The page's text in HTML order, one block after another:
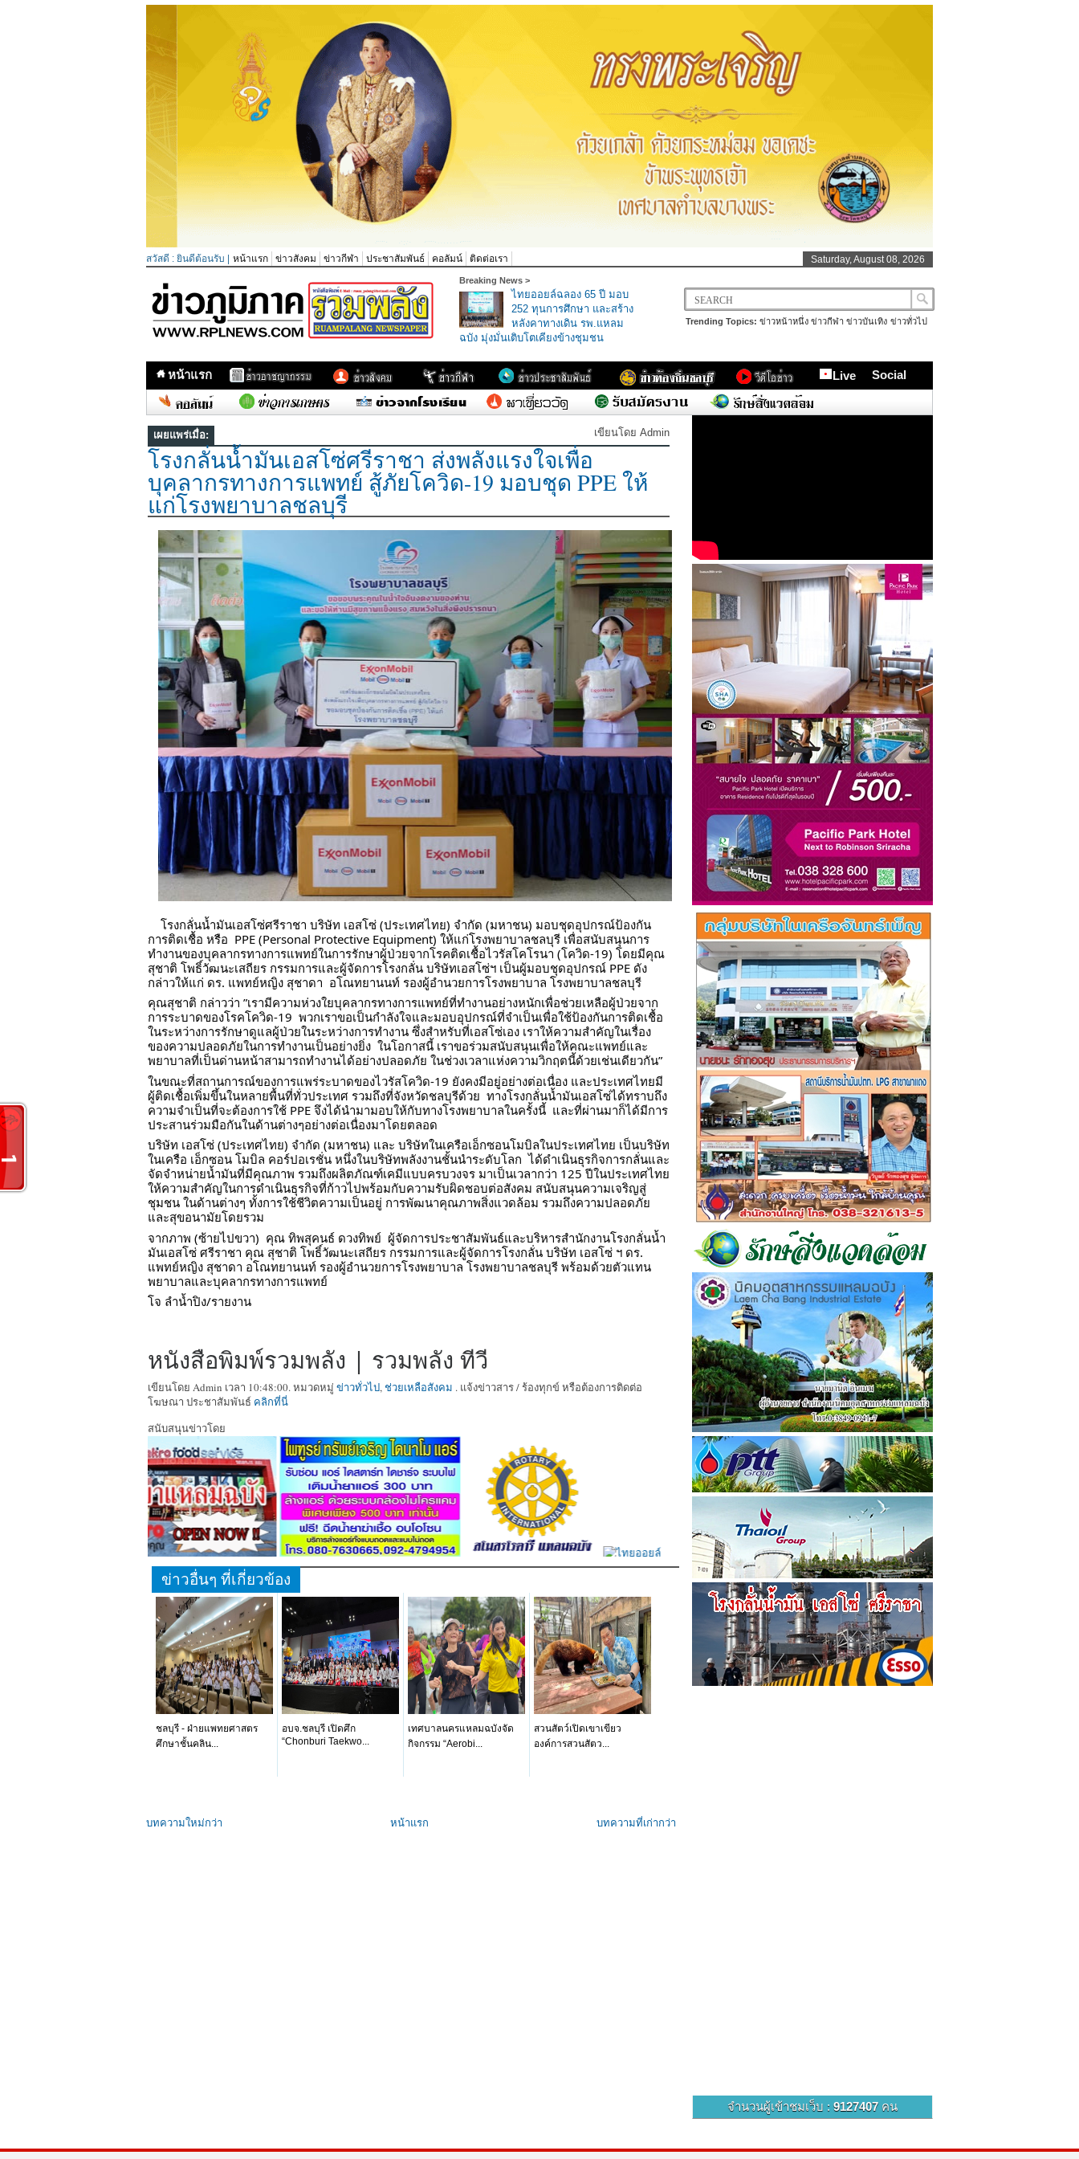
สวัสดี : ยินดีต้อนรับ | หน้าแรก ข่าวสังคม ข่าวกีฬา ประชาสัมพันธ์ คอลัมน์ ติดต่อเรา Saturday, August 08, 2026
Breaking News >
ไทยออยล์ฉลอง 65 ปี มอบ
252 ทุนการศึกษา และสร้าง
หลังคาทางเดิน รพ.แหลม
ฉบัง มุ่งมั่นเติบโตเคียงข้างชุมชน
Trending Topics: ข่าวหน้าหนึ่ง ข่าวกีฬา ข่าวบันเทิง ข่าวทั่วไป
หน้าแรก Live Social
เผยแพร่เมื่อ: เขียนโดย Admin
โรงกลั่นน้ำมันเอสโซ่ศรีราชา ส่งพลังแรงใจเพื่อ
บุคลากรทางการแพทย์ สู้ภัยโควิด-19 มอบชุด PPE ให้
แก่โรงพยาบาลชลบุรี
การติดเชื้อ หรือ  PPE (Personal Protective Equipment) ให้แก่โรงพยาบาลชลบุรี เพื่อสนับสนุนการ
ทำงานของบุคลากรทางการแพทย์ในการรักษาผู้ป่วยจากโรคติดเชื้อไวรัสโคโรนา (โควิด-19) โดยมีคุณ
สุชาติ โพธิ์วัฒนะเสถียร กรรมการและผู้จัดการโรงกลั่น บริษัทเอสโซ่ฯ เป็นผู้มอบชุดอุปกรณ์ PPE ดัง
กล่าวให้แก่ ดร. แพทย์หญิง สุชาดา  อโณทยานนท์ รองผู้อำนวยการโรงพยาบาล โรงพยาบาลชลบุรี
คุณสุชาติ กล่าวว่า ”เรามีความห่วงใยบุคลากรทางการแพทย์ที่ทำงานอย่างหนักเพื่อช่วยเหลือผู้ป่วยจาก
การระบาดของโรคโควิด-19  พวกเราขอเป็นกำลังใจและมอบอุปกรณ์ที่จำเป็นเพื่อใช้ป้องกันการติดเชื้อ
ในระหว่างการรักษาดูแลผู้ป่วยในระหว่างการทำงาน ซึ่งสำหรับที่เอสโซ่เอง เราให้ความสำคัญในเรื่อง
ของความปลอดภัยในการทำงานเป็นอย่างยิ่ง  ในโอกาสนี้ เราขอร่วมสนับสนุนเพื่อให้คณะแพทย์และ
พยาบาลที่เป็นด่านหน้าสามารถทำงานได้อย่างปลอดภัย ในช่วงเวลาแห่งความวิกฤตนี้ด้วยเช่นเดียวกัน”
ในขณะที่สถานการณ์ของการแพร่ระบาดของไวรัสโควิด-19 ยังคงมีอยู่อย่างต่อเนื่อง และประเทศไทยมี
ผู้ติดเชื้อเพิ่มขึ้นในหลายพื้นที่ทั่วประเทศ รวมถึงที่จังหวัดชลบุรีด้วย  ทางโรงกลั่นน้ำมันเอสโซ่ได้ทราบถึง
ความจำเป็นที่จะต้องการใช้ PPE จึงได้นำมามอบให้กับทางโรงพยาบาลในครั้งนี้  และที่ผ่านมาก็ได้มีการ
ประสานร่วมมือกันในด้านต่างๆอย่างต่อเนื่องมาโดยตลอด
บริษัท เอสโซ่ (ประเทศไทย) จำกัด (มหาชน) และ บริษัทในเครือเอ็กซอนโมบิลในประเทศไทย เป็นบริษัท
ในเครือ เอ็กซอน โมบิล คอร์ปอเรชั่น หนึ่งในบริษัทพลังงานชั้นนำระดับโลก  ได้ดำเนินธุรกิจการกลั่นและ
จัดจำหน่ายน้ำมันที่มีคุณภาพ รวมถึงผลิตภัณฑ์เคมีแบบครบวงจร มาเป็นเวลากว่า 125 ปีในประเทศไทย
ให้ความสำคัญในการดำเนินธุรกิจที่ก้าวไปพร้อมกับความรับผิดชอบต่อสังคม สนับสนุนความเจริญสู่
ชุมชน ในด้านต่างๆ ทั้งการใช้ชีวิตความเป็นอยู่ การพัฒนาคุณภาพสิ่งแวดล้อม รวมถึงความปลอดภัย
และสุขอนามัยโดยรวม
จากภาพ (ซ้ายไปขวา)  คุณ ทิพสุคนธ์ ดวงทิพย์  ผู้จัดการประชาสัมพันธ์และบริหารสำนักงานโรงกลั่นน้ำ
มันเอสโซ่ ศรีราชา คุณ สุชาติ โพธิ์วัฒนะเสถียร กรรมการและผู้จัดการโรงกลั่น บริษัท เอสโซ่ ฯ ดร.
แพทย์หญิง สุชาดา อโณทยานนท์ รองผู้อำนวยการโรงพยาบาล โรงพยาบาลชลบุรี พร้อมด้วยตัวแทน
พยาบาลและบุคลากรทางการแพทย์
โจ ลำน้ำปิง/รายงาน
หนังสือพิมพ์รวมพลัง | รวมพลัง ทีวี
เขียนโดย Admin เวลา 10:48:00. หมวดหมู่ ข่าวทั่วไป,ช่วยเหลือสังคม . แจ้งข่าวสาร / ร้องทุกข์ หรือต้องการติดต่อ
โฆษณา ประชาสัมพันธ์ คลิกที่นี่
สนับสนุนข่าวโดย
ข่าวอื่นๆ ที่เกี่ยวข้อง
ชลบุรี - ฝ่ายแพทยศาสตร
ศึกษาชั้นคลิน...
อบจ.ชลบุรี เปิดศึก
“Chonburi Taekwo...
เทศบาลนครแหลมฉบังจัด
กิจกรรม “Aerobi...
สวนสัตว์เปิดเขาเขียว
องค์การสวนสัตว...
บทความใหม่กว่า บทความที่เก่ากว่า
หน้าแรก
จำนวนผู้เข้าชมเว็บ : 9127407 คน